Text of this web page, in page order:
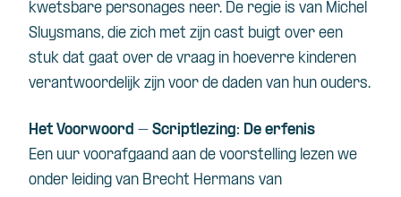
kwetsbare personages neer. De regie is van Michel
Sluysmans, die zich met zijn cast buigt over een
stuk dat gaat over de vraag in hoeverre kinderen
verantwoordelijk zijn voor de daden van hun ouders.
Het Voorwoord – Scriptlezing: De erfenis
Een uur voorafgaand aan de voorstelling lezen we
onder leiding van Brecht Hermans van